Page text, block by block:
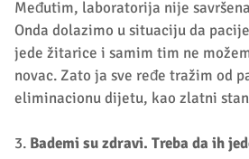
Međutim, laboratorija nije
Onda dolazimo u situaciju da
jede žitarice i samim tim ne
novac. Zato ja sve ređe tražim od
eliminacionu dijetu, kao zlatni
3. Bademi su zdravi. Treba da ih